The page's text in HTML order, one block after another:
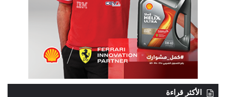
الأكثر قراءة